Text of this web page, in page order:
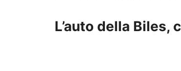
L’auto della Biles,